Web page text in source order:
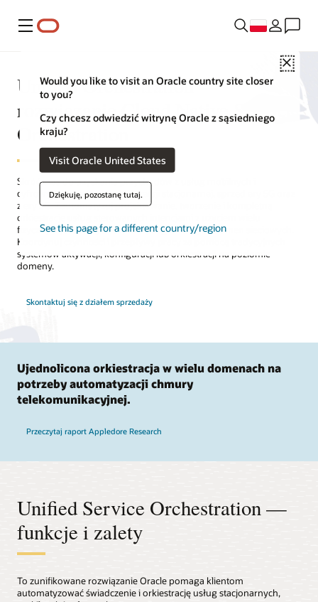
Menu
Close
Would you like to visit an Oracle country site closer
to you?
Czy chcesz odwiedzić witrynę Oracle z sąsiedniego
kraju?
Visit Oracle United States
Dziękuję, pozostanę tutaj.
See this page for a different country/region
Unified Orchestration —
rozwiązanie Cloud Native Service
Orchestration
Skróć czas do uzyskania przychodów z usług mobilnych i
cyfrowych: świadczonych w wersji stacjonarnej, sprzed ery 5G oraz
z ery 5G. Zautomatyzuj projektowanie, tworzenie i kompletną
orkiestrację usług sterowanych intencjami z użyciem wielu
fizycznych, sieciowych chmur i programowych domen sieciowych.
Koordynuj czynności i przepływy pracy za pomocą tradycyjnych
systemów aktywacji, konfiguracji lub orkiestracji na poziomie
domeny.
Skontaktuj się z działem sprzedaży
Ujednolicona orkiestracja w wielu domenach na
potrzeby automatyzacji chmury
telekomunikacyjnej.
Przeczytaj raport Appledore Research
Unified Service Orchestration —
funkcje i zalety
To zunifikowane rozwiązanie Oracle pomaga klientom
automatyzować świadczenie i orkiestrację usług stacjonarnych,